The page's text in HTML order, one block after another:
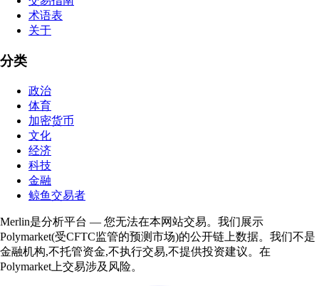
术语表
关于
分类
政治
体育
加密货币
文化
经济
科技
金融
鲸鱼交易者
Merlin是分析平台 — 您无法在本网站交易。我们展示
Polymarket(受CFTC监管的预测市场)的公开链上数据。我们不是
金融机构,不托管资金,不执行交易,不提供投资建议。在
Polymarket上交易涉及风险。